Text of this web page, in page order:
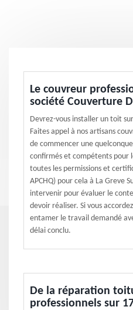
Le couvreur
société Couverture
Devrez-vous installer un toit
Faites appel à nos artisans
de commencer une
confirmés et compétents pour
toutes les permissions et
APCHQ) pour cela à La Greve
intervenir pour évaluer le
devoir réaliser. Si vous
entamer le travail demandé
délai conclu.
De la réparation
professionnels sur